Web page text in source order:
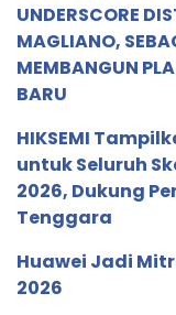
UNDERSCORE
MAGLIANO,
MEMBANGUN
BARU
HIKSEMI
untuk Seluruh
2026, Dukung
Tenggara
Huawei Jadi
2026